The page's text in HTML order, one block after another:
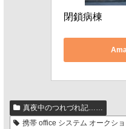
閉鎖病棟
真夜中のつれづれ記……
携帯 office システム オークシ